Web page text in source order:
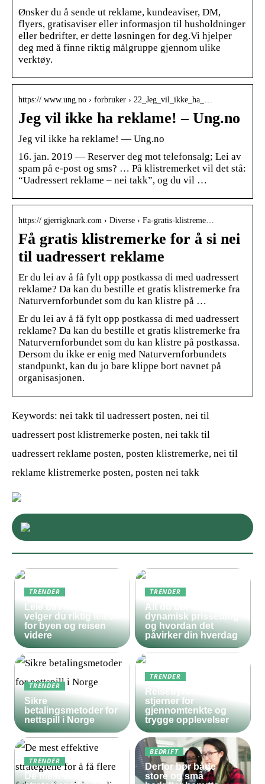
Ønsker du å sende ut reklame, kundeaviser, DM,
flyers, gratisaviser eller informasjon til husholdninger
eller bedrifter, er dette løsningen for deg.Vi hjelper
deg med å finne riktig målgruppe gjennom ulike
verktøy.
https:// www.ung.no › forbruker › 22_Jeg_vil_ikke_ha_…
Jeg vil ikke ha reklame! – Ung.no
Jeg vil ikke ha reklame! — Ung.no
16. jan. 2019 — Reserver deg mot telefonsalg; Lei av
spam på e-post og sms? … På klistremerket vil det stå:
“Uadressert reklame – nei takk”, og du vil …
https:// gjerrigknark.com › Diverse › Fa-gratis-klistreme…
Få gratis klistremerke for å si nei
til uadressert reklame
Er du lei av å få fylt opp postkassa di med uadressert
reklame? Da kan du bestille et gratis klistremerke fra
Naturvernforbundet som du kan klistre på …
Er du lei av å få fylt opp postkassa di med uadressert
reklame? Da kan du bestille et gratis klistremerke fra
Naturvernforbundet som du kan klistre på postkassa.
Dersom du ikke er enig med Naturvernforbundets
standpunkt, kan du jo bare klippe bort navnet på
organisasjonen.
Keywords: nei takk til uadressert posten, nei til
uadressert post klistremerke posten, nei takk til
uadressert reklame posten, posten klistremerke, nei til
reklame klistremerke posten, posten nei takk
TRENDER
Leie bil i Oslo – slik
velger du riktig leiebil
for byen og reisen
videre
TRENDER
Alt du bør vite om
dynamisk prissetting
og hvordan det
påvirker din hverdag
TRENDER
Sikre
betalingsmetoder for
nettspill i Norge
TRENDER
Reisebyrå med 5
stjerner for
gjennomtenkte og
trygge opplevelser
TRENDER
De mest effektive
BEDRIFT
Derfor bør både
store og små